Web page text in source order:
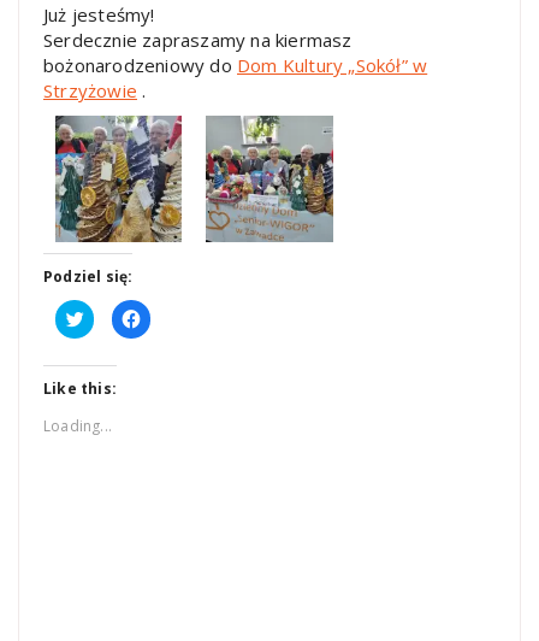
Już jesteśmy!
Serdecznie zapraszamy na kiermasz
bożonarodzeniowy do Dom Kultury „Sokół” w
Strzyżowie .
Podziel się:
Click
to
share
Twitter
(Opens
window)
Click
to
Like this:
Loading...